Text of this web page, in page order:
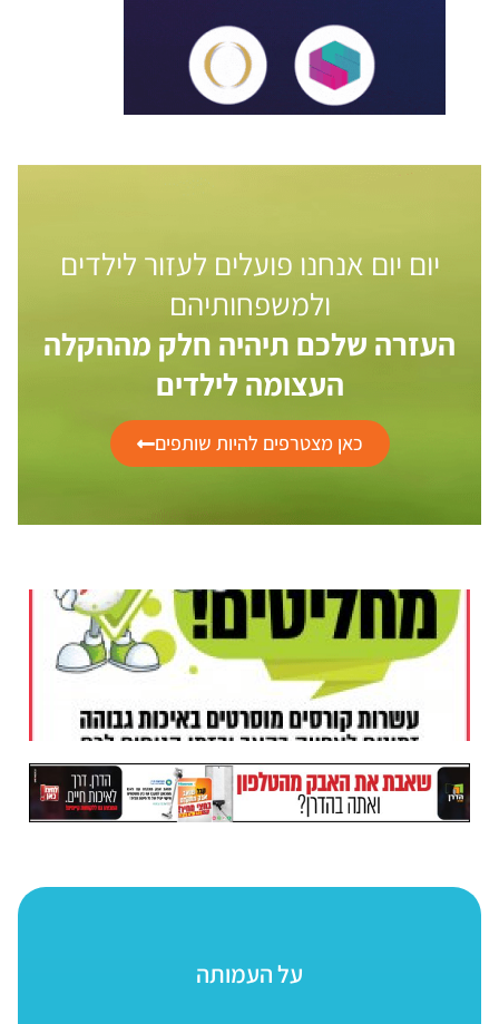
יום יום אנחנו פועלים לעזור לילדים
ולמשפחותיהם
העזרה שלכם תיהיה חלק מההקלה
העצומה לילדים
כאן מצטרפים להיות שותפים
על העמותה